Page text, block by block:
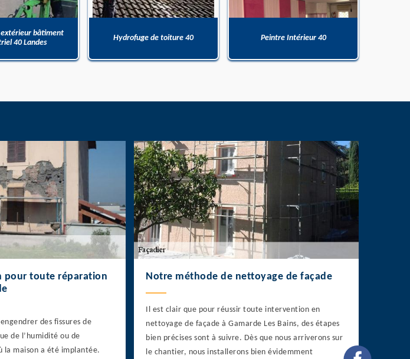
bâtiment
40 Landes
Hydrofuge de toiture 40 Peintre Intérieur 40
pour toute réparation
des fissures de
de l’humidité ou de
la maison a été implantée.
Notre méthode de nettoyage de façade
Il est clair que pour réussir toute intervention en
nettoyage de façade à Gamarde Les Bains, des étapes
bien précises sont à suivre. Dès que nous arriverons sur
le chantier, nous installerons bien évidemment